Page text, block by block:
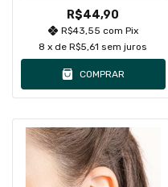
R$44,90
R$43,55 com Pix
8 x deR$5,61 sem juros
COMPRAR